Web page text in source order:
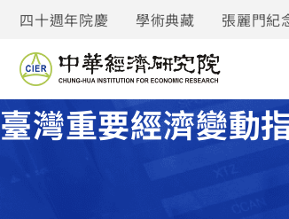
四十週年院慶 學術典藏 張麗門紀
臺灣重要經濟變動